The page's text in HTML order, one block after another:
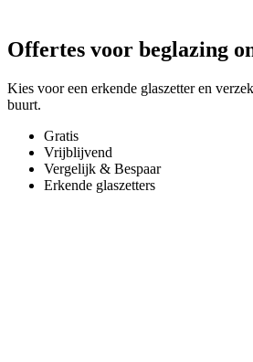
Offertes voor beglazing
Kies voor een erkende glaszetter en
buurt.
Gratis
Vrijblijvend
Vergelijk & Bespaar
Erkende glaszetters